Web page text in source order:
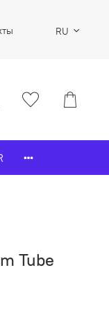
RU
Tube